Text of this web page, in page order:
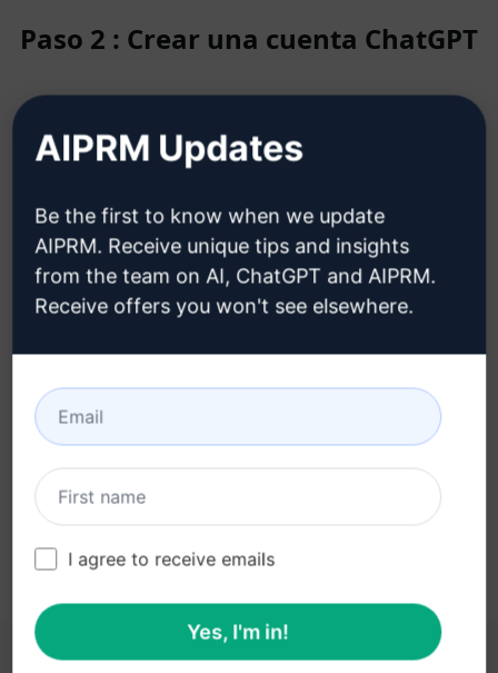
Paso 2 : Crear una cuenta ChatGPT
Haga clic aquí para saber cómo
crear una cuenta ChatGPT
Paso 3: Utiliza el Prompt en tu
ChatGPT
Pruebe ahora en ChatGPT
AIPRM Updates
Be the first to know when we update
AIPRM. Receive unique tips and insights
from the team on AI, ChatGPT and AIPRM.
Receive offers you won't see elsewhere.
I agree to receive emails
Yes, I'm in!